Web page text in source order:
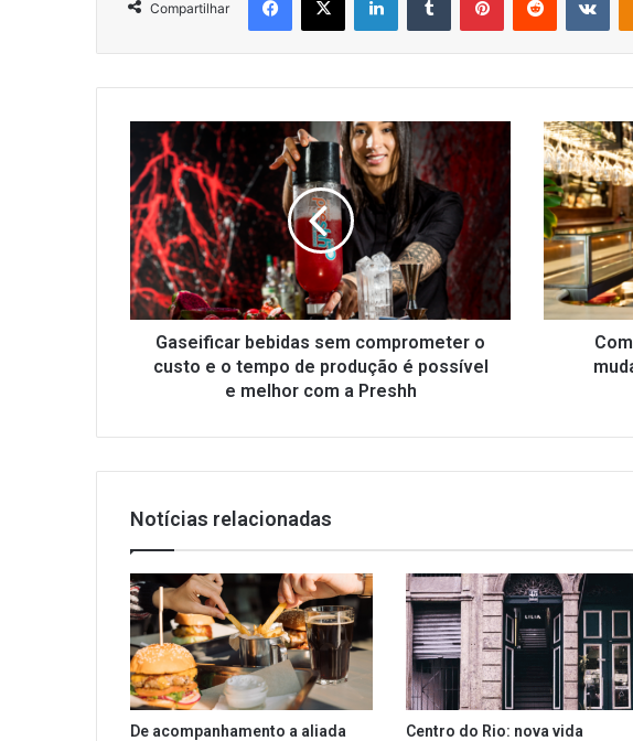
Compartilhar
Gaseificar
bebidas
sem
comprometer
o
custo
e
o
tempo
produção
Preshh
Gaseificar bebidas sem comprometer o
custo e o tempo de produção é possível
e melhor com a Preshh
Como
adaptar
seu
restaurante
às
mudanças
de
mercado
e
Notícias relacionadas
De acompanhamento a aliada
Centro do Rio: nova vida